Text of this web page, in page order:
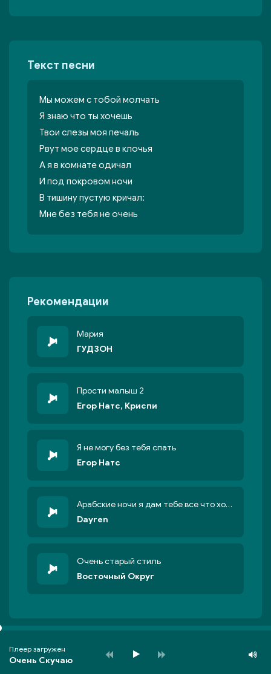
Текст песни
Мы можем с тобой молчать
Я знаю что ты хочешь
Твои слезы моя печаль
Рвут мое сердце в клочья
А я в комнате одичал
И под покровом ночи
В тишину пустую кричал:
Мне без тебя не очень
Рекомендации
Мария
ГУДЗОН
Прости малыш 2
Егор Натс, Криспи
Я не могу без тебя спать
Егор Натс
Арабские ночи я дам тебе все что хочешь
Dayren
Очень старый стиль
Восточный Округ
Плеер загружен
Очень Скучаю